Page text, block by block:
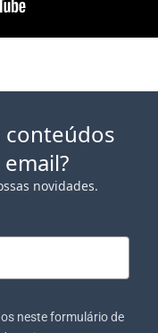
conteúdos
novidades.
neste formulário de